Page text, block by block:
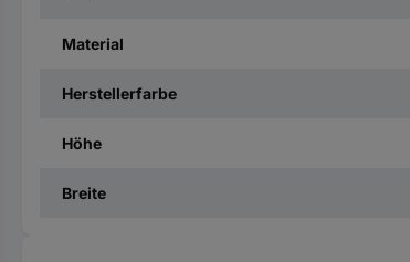
Material
Herstellerfarbe
Höhe
Breite